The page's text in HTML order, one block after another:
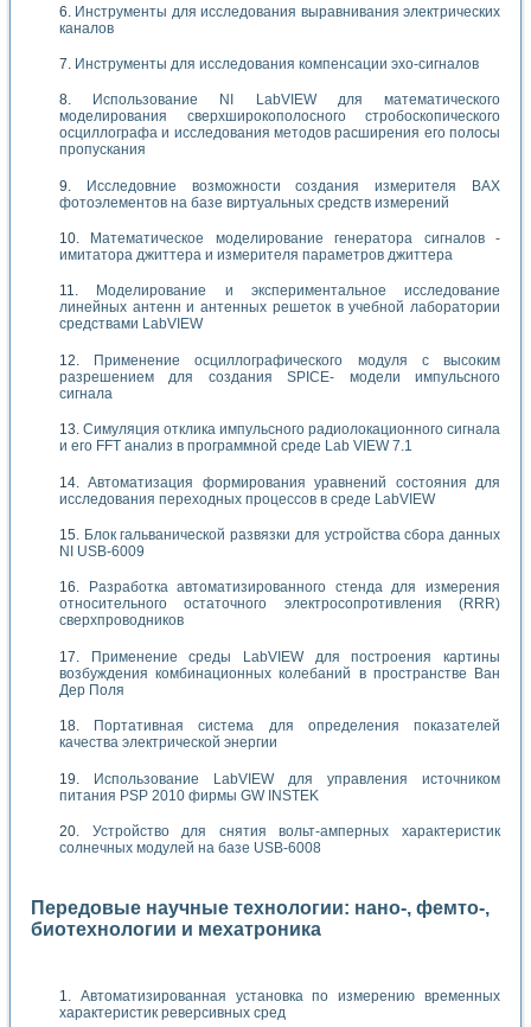
Инструменты для исследования выравнивания электрических
каналов
Инструменты для исследования компенсации эхо-сигналов
Использование NI LabVIEW для математического
моделирования сверхширокополосного стробоскопического
осциллографа и исследования методов расширения его полосы
пропускания
Исследовние возможности создания измерителя ВАХ
фотоэлементов на базе виртуальных средств измерений
Математическое моделирование генератора сигналов -
имитатора джиттера и измерителя параметров джиттера
Моделирование и экспериментальное исследование
линейных антенн и антенных решеток в учебной лаборатории
средствами LabVIEW
Применение осциллографического модуля с высоким
разрешением для создания SPICE- модели импульсного
сигнала
Симуляция отклика импульсного радиолокационного сигнала
и его FFT анализ в программной среде Lab VIEW 7.1
Автоматизация формирования уравнений состояния для
исследования переходных процессов в среде LabVIEW
Блок гальванической развязки для устройства сбора данных
NI USB-6009
Разработка автоматизированного стенда для измерения
относительного остаточного электросопротивления (RRR)
сверхпроводников
Применение среды LabVIEW для построения картины
возбуждения комбинационных колебаний в пространстве Ван
Дер Поля
Портативная система для определения показателей
качества электрической энергии
Использование LabVIEW для управления источником
питания PSP 2010 фирмы GW INSTEK
Устройство для снятия вольт-амперных характеристик
солнечных модулей на базе USB-6008
Передовые научные технологии: нано-, фемто-,
биотехнологии и мехатроника
Автоматизированная установка по измерению временных
характеристик реверсивных сред